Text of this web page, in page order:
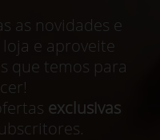
as novidades e
e aproveite
que temos para
exclusivas